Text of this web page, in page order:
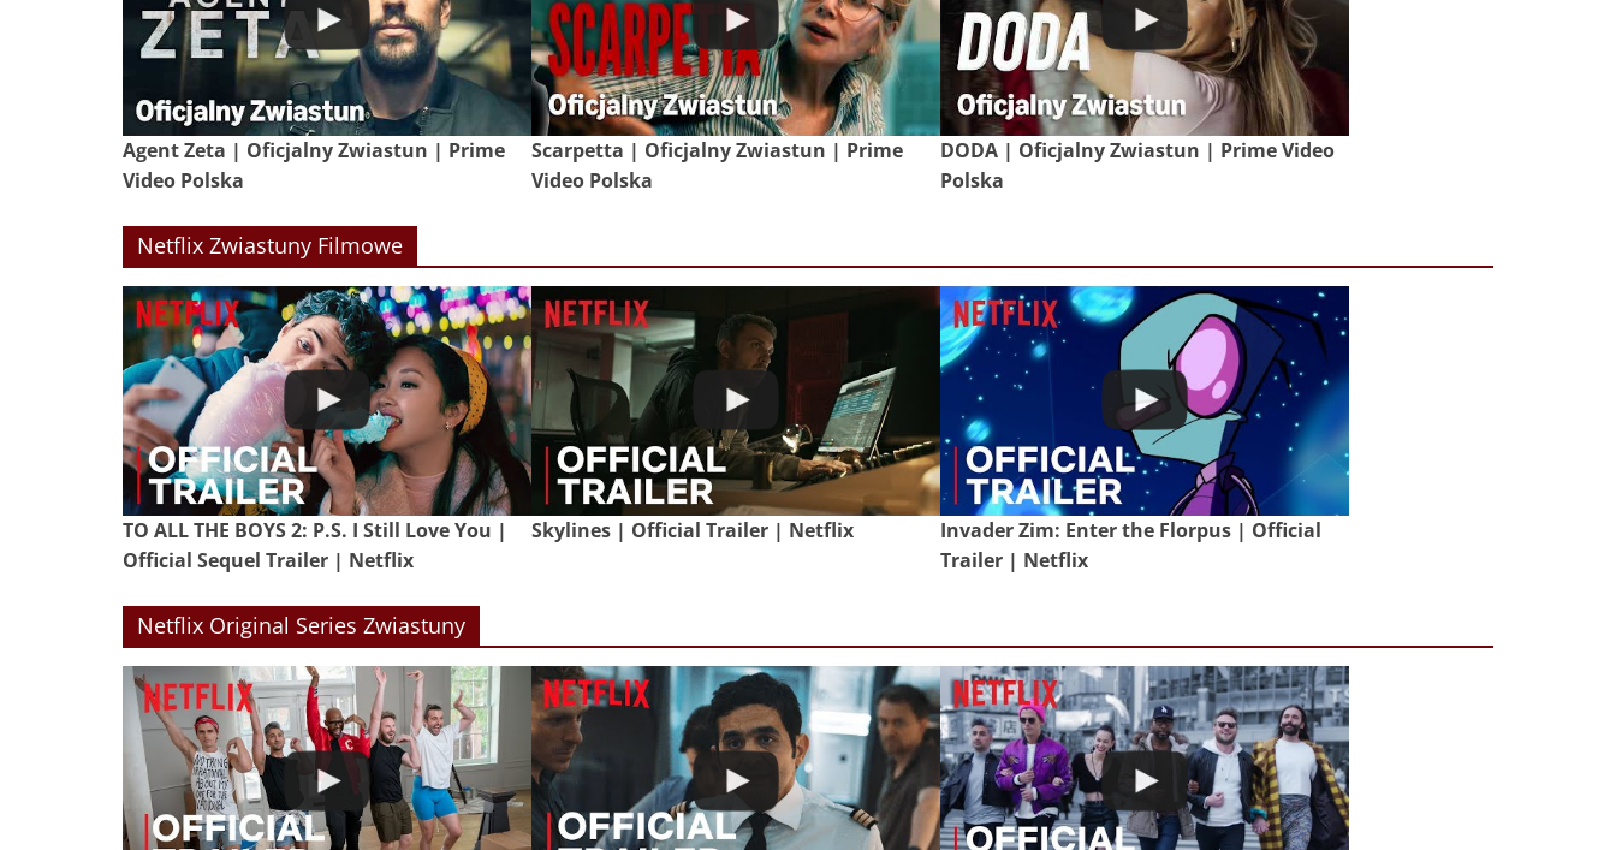
Agent Zeta | Oficjalny Zwiastun | Prime
Video Polska
Scarpetta | Oficjalny Zwiastun | Prime
Video Polska
DODA | Oficjalny Zwiastun | Prime Video
Polska
Netflix Zwiastuny Filmowe
TO ALL THE BOYS 2: P.S. I Still Love You |
Official Sequel Trailer | Netflix
Skylines | Official Trailer | Netflix
Invader Zim: Enter the Florpus | Official
Trailer | Netflix
Netflix Original Series Zwiastuny